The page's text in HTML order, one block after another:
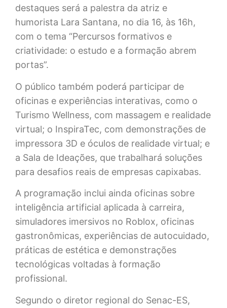
destaques será a palestra da atriz e
humorista Lara Santana, no dia 16, às 16h,
com o tema “Percursos formativos e
criatividade: o estudo e a formação abrem
portas”.
O público também poderá participar de
oficinas e experiências interativas, como o
Turismo Wellness, com massagem e realidade
virtual; o InspiraTec, com demonstrações de
impressora 3D e óculos de realidade virtual; e
a Sala de Ideações, que trabalhará soluções
para desafios reais de empresas capixabas.
A programação inclui ainda oficinas sobre
inteligência artificial aplicada à carreira,
simuladores imersivos no Roblox, oficinas
gastronômicas, experiências de autocuidado,
práticas de estética e demonstrações
tecnológicas voltadas à formação
profissional.
Segundo o diretor regional do Senac-ES,